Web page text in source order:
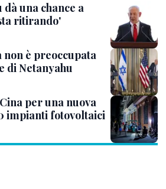
una chance a
ritirando'
non è preoccupata
di Netanyahu
per una nuova
impianti fotovoltaici